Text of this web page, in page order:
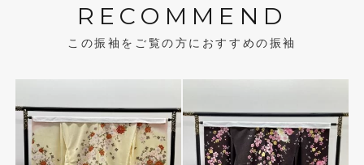
RECOMMEND
この振袖をご覧の方におすすめの振袖